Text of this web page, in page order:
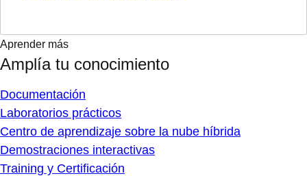
Aprender más
Amplía tu conocimiento
Documentación
Laboratorios prácticos
Centro de aprendizaje sobre la nube híbrida
Demostraciones interactivas
Training y Certificación